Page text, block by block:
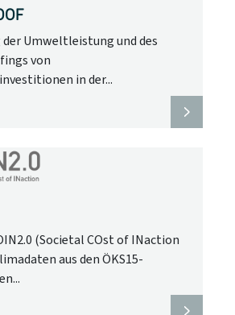
der Umweltleistung und des
von
in der...
(Societal COst of INaction
aus den ÖKS15-